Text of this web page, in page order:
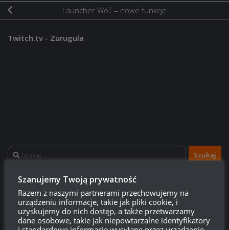
Launcher WoT – nowe funkcje
Twitch.tv - Zurugula
Szukaj:
LOGOWANIE
Zarejestruj się
Szanujemy Twoją prywatność
Razem z naszymi partnerami przechowujemy na
urządzeniu informacje, takie jak pliki cookie, i
uzyskujemy do nich dostęp, a także przetwarzamy
dane osobowe, takie jak niepowtarzalne identyfikatory